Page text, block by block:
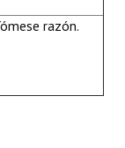
razón.